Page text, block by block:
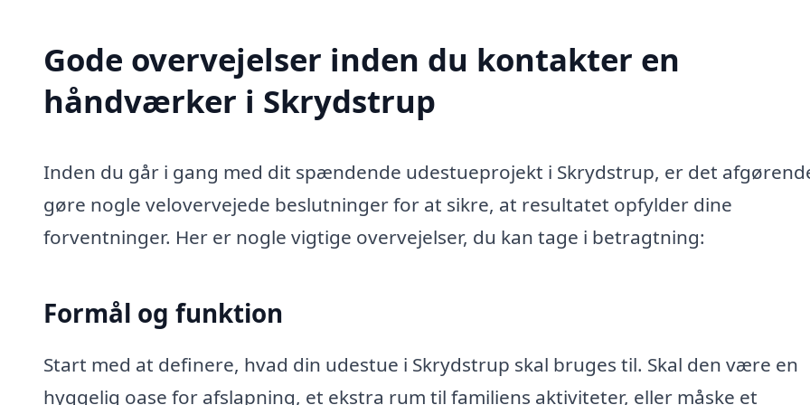
Gode overvejelser inden du kontakter en
håndværker i Skrydstrup
Inden du går i gang med dit spændende udestueprojekt i Skrydstrup, er det
gøre nogle velovervejede beslutninger for at sikre, at resultatet opfylder dine
forventninger. Her er nogle vigtige overvejelser, du kan tage i betragtning:
Formål og funktion
Start med at definere, hvad din udestue i Skrydstrup skal bruges til. Skal den være en
hyggelig oase for afslapning, et ekstra rum til familiens aktiviteter, eller måske et